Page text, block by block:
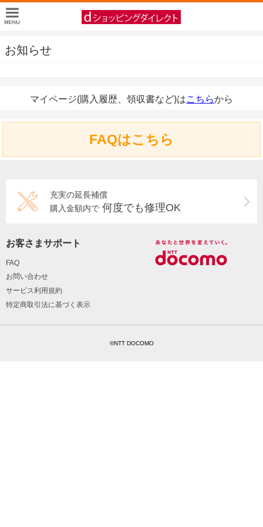
お知らせ
マイページ(購入履歴、領収書など)はこちらから
FAQはこちら
充実の延長補償
購入金額内で 何度でも修理OK
お客さまサポート
FAQ
お問い合わせ
サービス利用規約
特定商取引法に基づく表示
©NTT DOCOMO